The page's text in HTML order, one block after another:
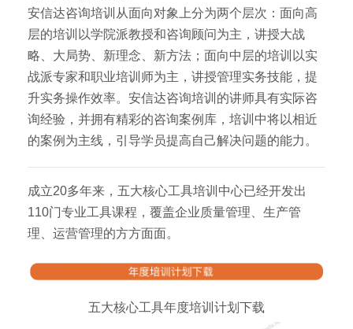
安信达咨询培训从面向对象上分为两个层次：面向高
层的培训以学院派教授和咨询顾问为主，讲授大战
略、大局势、新理念、新方法；面向中层的培训以实
战派专家和职业培训师为主，讲授管理实务技能，提
升实务操作效率。安信达咨询培训的讲师具有实际咨
询经验，并拥有精彩的咨询案例库，培训中将以相近
的案例为主线，引导学员提高自己解决问题的能力。
成立20多年来，五大核心工具培训中心已经开发出
110门专业工具课程，覆盖企业质量管理、生产管
理、运营管理的方方面面。
五大核心工具年度培训计划下载